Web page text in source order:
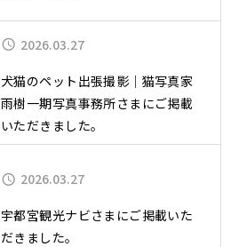
2026.03.27
犬猫のペット出張撮影｜猫写真家
雨樹一期写真事務所さまにご掲載
いただきました。
2026.03.27
宇都宮観光ナビさまにご掲載いた
だきました。